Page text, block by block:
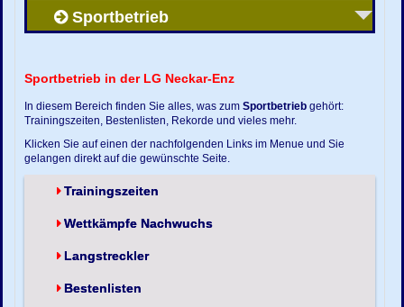
Sportbetrieb
Sportbetrieb in der LG Neckar-Enz
In diesem Bereich finden Sie alles, was zumSportbetrieb gehört:
Trainingszeiten, Bestenlisten, Rekorde und vieles mehr.
Klicken Sie auf einen der nachfolgenden Links im Menue und Sie
gelangen direkt auf die gewünschte Seite.
Trainingszeiten
Wettkämpfe Nachwuchs
Langstreckler
Bestenlisten